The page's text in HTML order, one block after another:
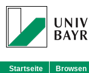
Startseite Browsen